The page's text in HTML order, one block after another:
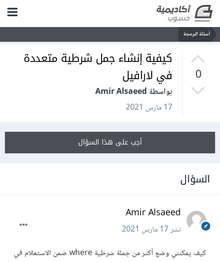
أسئلة البرمجة
0
كيفية إنشاء جمل شرطية متعددة
في لارافيل
بواسطة Amir Alsaeed
17 مارس 2021
أجب على هذا السؤال
السؤال
Amir Alsaeed
نشر17 مارس 2021
كيف يمكنني وضع أكثر من جملة شرطية where ضمن الاستعلام في